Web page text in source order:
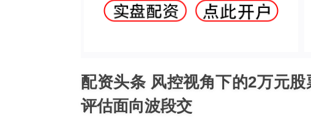
配资头条 风控视角下的2万元
评估面向波段交